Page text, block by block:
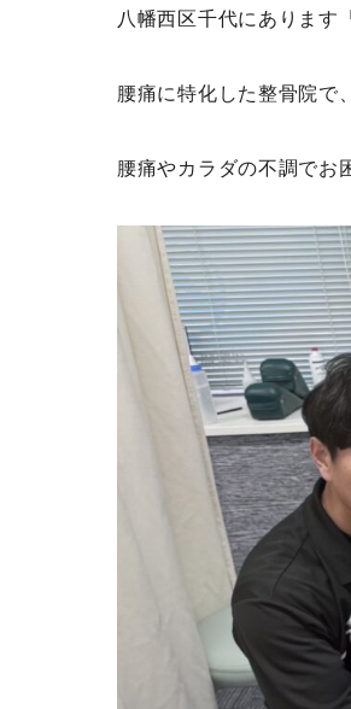
八幡西区千代にあります
腰痛に特化した整骨院で
腰痛やカラダの不調でお